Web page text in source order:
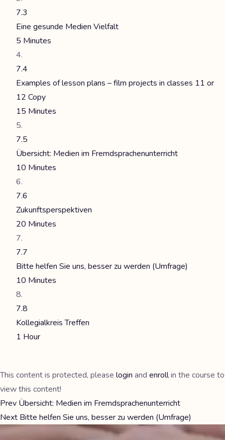
7.3
Eine gesunde Medien Vielfalt
5 Minutes
7.4
Examples of lesson plans – film projects in classes 11 or
12 Copy
15 Minutes
7.5
Übersicht: Medien im Fremdsprachenunterricht
10 Minutes
7.6
Zukunftsperspektiven
20 Minutes
7.7
Bitte helfen Sie uns, besser zu werden (Umfrage)
10 Minutes
7.8
Kollegialkreis Treffen
1 Hour
This content is protected, please login and enrollin the course to
view this content!
Prev Übersicht: Medien im Fremdsprachenunterricht
Next Bitte helfen Sie uns, besser zu werden (Umfrage)